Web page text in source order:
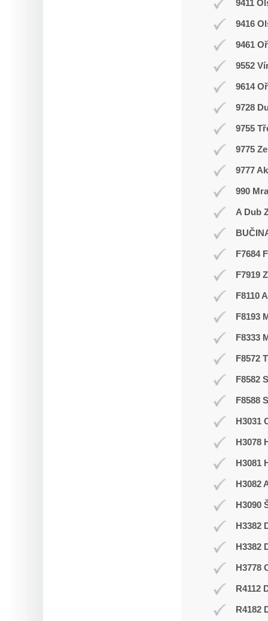
9411
9416
9461
9552
9614
9728
9755
9775
9777
990
A Dub
F7684
F7919
F8110
F8193
F8333
F8572
F8582
F8588
H3031
H3078
H3081
H3082
H3090
H3382
H3382
H3778
R4112
R4182